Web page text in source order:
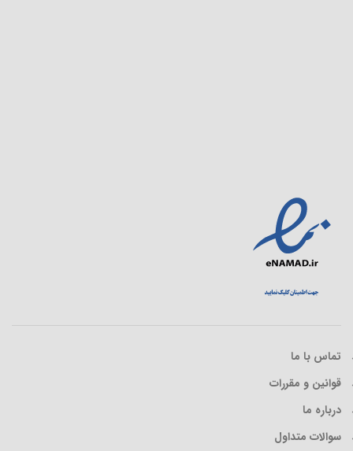
تماس با ما
قوانین و مقررات
درباره ما
سوالات متداول